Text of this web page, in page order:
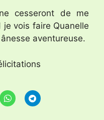
cesseront de me
vois faire Quanelle
aventureuse.